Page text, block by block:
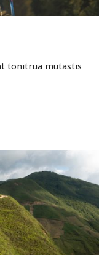
tonitrua mutastis